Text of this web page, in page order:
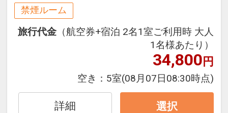
電車が出ており、アクセス抜群！伊
丹空港からは乗換１回約20分と便利
です。
お食事は館内に和・洋・中・鉄板焼
レストランやバー・カフェ等ホテル
内に7つもございます。また館内に
を誇るフィットネスクラブ「GOLD'S
禁煙ルーム
旅行代金 （航空券+宿泊 2名1室ご利用時 大人
1名様あたり）
34,800円
空き： 5室(08月07日08:30時点)
詳細 選択